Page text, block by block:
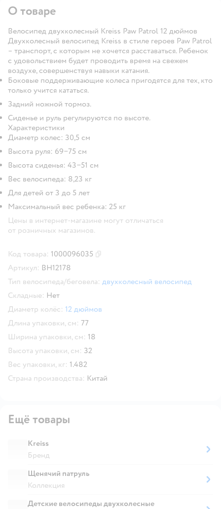
О товаре
Велосипед двухколесный Kreiss Paw Patrol 12 дюймов
Двухколесный велосипед Kreiss в стиле героев Paw Patrol
– транспорт, с которым не хочется расставаться. Ребенок
с удовольствием будет проводить время на свежем
воздухе, совершенствуя навыки катания.
Боковые поддерживающие колеса пригодятся для тех, кто
только учится кататься.
Задний ножной тормоз.
Сиденье и руль регулируются по высоте.
Характеристики
Диаметр колес: 30,5 см
Высота руля: 69−75 см
Высота сиденья: 43−51 см
Вес велосипеда: 8,23 кг
Для детей от 3 до 5 лет
Максимальный вес ребенка: 25 кг
Цены в интернет-магазине могут отличаться
от розничных магазинов.
Код товара: 1000096035
Артикул: ВН12178
Тип велосипеда/беговела: двухколесный велосипед
Складные: Нет
Диаметр колёс: 12 дюймов
Длина упаковки, см: 77
Ширина упаковки, см: 18
Высота упаковки, см: 32
Вес упаковки, кг: 1.482
Страна производства: Китай
Ещё товары
Kreiss
Бренд
Щенячий патруль
Коллекция
Детские велосипеды двухколесные